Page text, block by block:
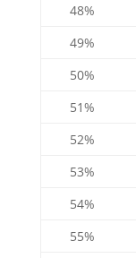
48%
49%
50%
51%
52%
53%
54%
55%